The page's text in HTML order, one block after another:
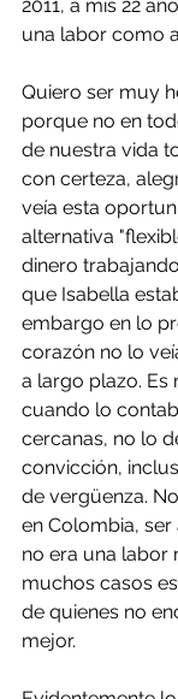
2011, a mis 22
una labor como
Quiero ser muy
porque no en
de nuestra vida
con certeza,
veía esta
alternativa
dinero
que Isabella
embargo en lo
corazón no lo
a largo plazo. Es
cuando lo
cercanas, no lo
convicción,
de vergüenza.
en Colombia,
no era una labor
muchos casos
de quienes no
mejor.